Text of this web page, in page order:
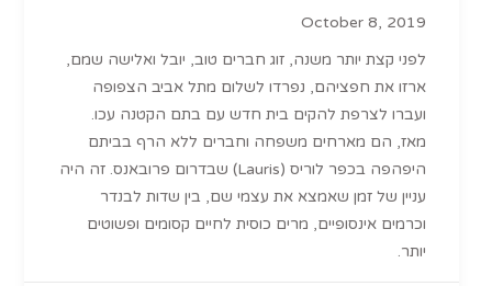
October 8, 2019
לפני קצת יותר משנה, זוג חברים טוב, יובל ואלישה שמם,
ארזו את חפציהם, נפרדו לשלום מתל אביב הצפופה
ועברו לצרפת להקים בית חדש עם בתם הקטנה עכו.
מאז, הם מארחים משפחה וחברים ללא הרף בביתם
היפהפה בכפר לוריס (Lauris) שבדרום פרובאנס. זה היה
עניין של זמן שאמצא את עצמי שם, בין שדות לבנדר
וכרמים אינסופיים, מרים כוסית לחיים קסומים ופשוטים
יותר.